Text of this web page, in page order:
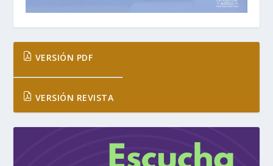
VERSIÓN PDF
VERSIÓN REVISTA